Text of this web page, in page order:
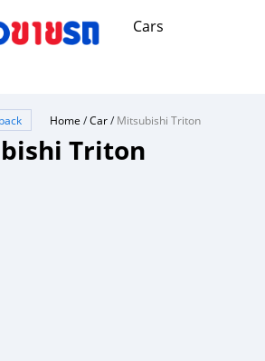
Cars
Home /Car/Mitsubishi Triton
Triton